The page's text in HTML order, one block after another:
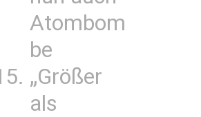
Atombom
be
„Größer
als